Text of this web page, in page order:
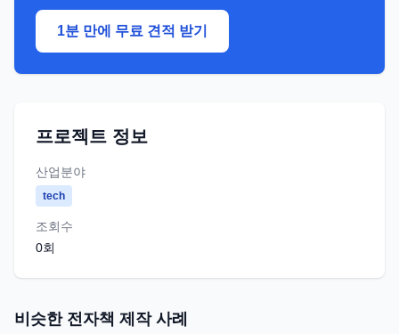
1분 만에 무료 견적 받기
프로젝트 정보
산업분야
tech
조회수
0회
비슷한 전자책 제작 사례